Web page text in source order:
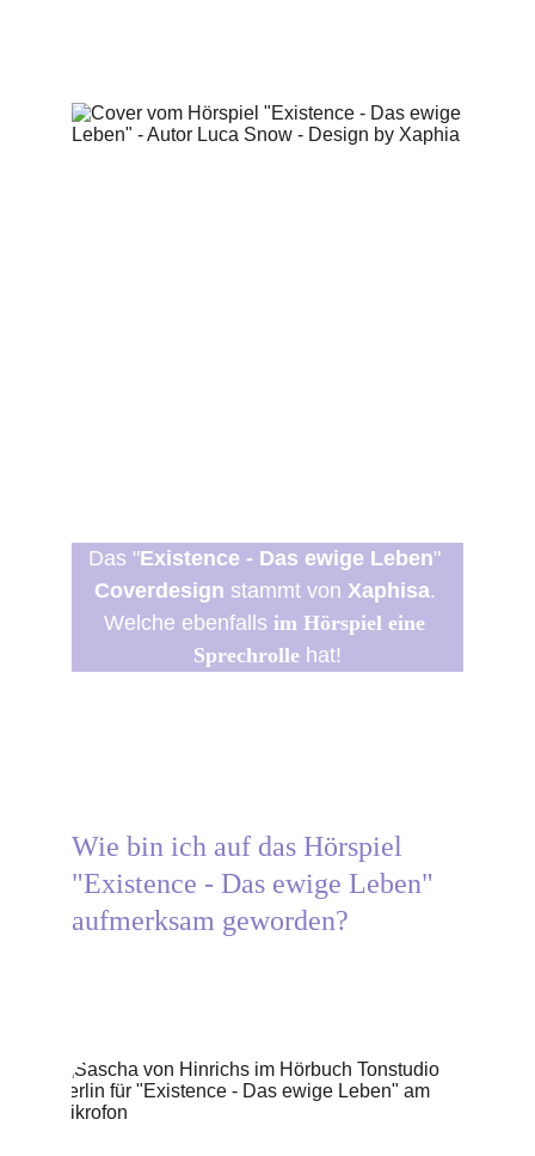
Das "Existence - Das ewige Leben"
Coverdesign stammt von Xaphisa.
Welche ebenfalls im Hörspiel eine
Sprechrolle hat!
Wie bin ich auf das Hörspiel
"Existence - Das ewige Leben"
aufmerksam geworden?